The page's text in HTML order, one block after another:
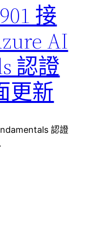
接
AI
認證
更新
認證